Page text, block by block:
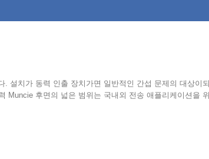
치가 동력 인출 장치가면 일반적인 간섭 문제의 대상이
후면의 넓은 범위는 국내외 전송 애플리케이션을